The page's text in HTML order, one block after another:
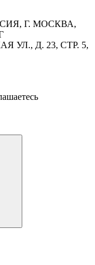
Г. МОСКВА,
УЛ., Д. 23, СТР. 5,